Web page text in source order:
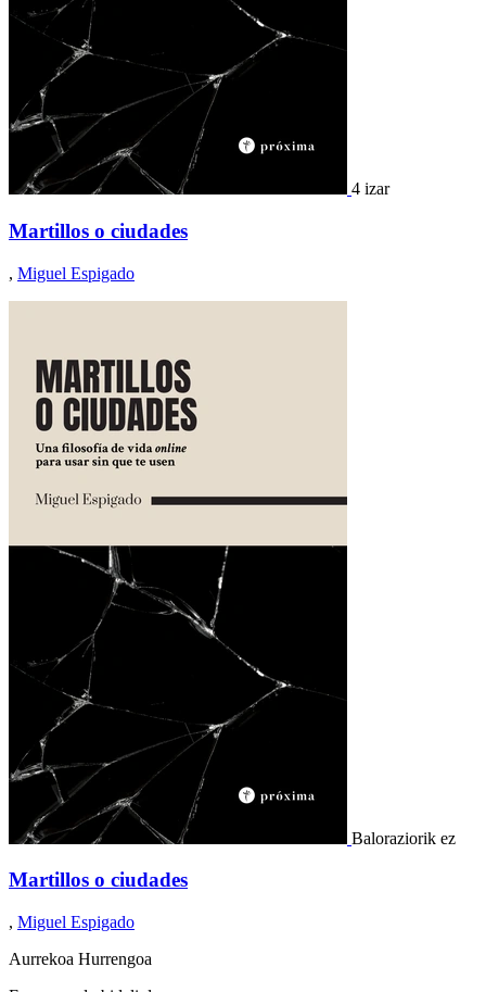
4 izar
Martillos o ciudades
, Miguel Espigado
Baloraziorik ez
Martillos o ciudades
, Miguel Espigado
Aurrekoa Hurrengoa